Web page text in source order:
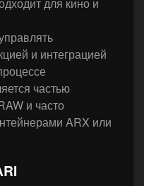
и интеграцией
частью
и часто
ARX или